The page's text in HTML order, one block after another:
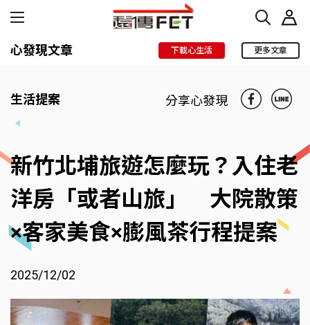
心發現文章 下載心生活 更多文章
生活提案 分享心發現
新竹北埔旅遊怎麼玩？入住老
洋房「或者山旅」 大院散策
×客家美食×膨風茶行程提案
2025/12/02